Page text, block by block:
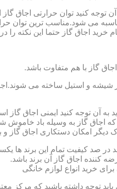
آن توجه کنید توان حرارتی
اجاق گاز حتما این نکته را
شیشه و استیل ساخته می
به آن توجه کنید ایمنی اجاق
اجاق گاز به وسیله باد خاموش
امکان دستکاری اجاق گاز و
در صد کیفیت تمام این برند ها
کننده اجاق گاز آن برند باشد.
خرید انواع لوازم خانگی
توجه داشته باشید که مرکز